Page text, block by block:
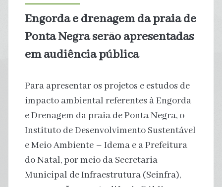
Engorda e drenagem da praia de
Ponta Negra serão apresentadas
em audiência pública
Para apresentar os projetos e estudos de
impacto ambiental referentes à Engorda
e Drenagem da praia de Ponta Negra, o
Instituto de Desenvolvimento Sustentável
e Meio Ambiente – Idema e a Prefeitura
do Natal, por meio da Secretaria
Municipal de Infraestrutura (Seinfra),